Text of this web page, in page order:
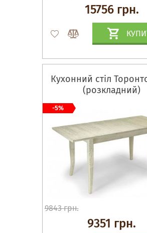
15756 грн.
Кухонний стіл
(розкладний)
9843 грн.
9351 грн.
-5%